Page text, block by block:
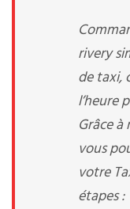
rivery
de taxi,
l’heure
Grâce
vous
votre
étapes :